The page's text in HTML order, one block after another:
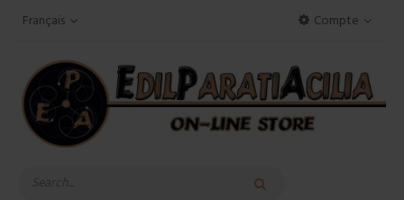
Compte
Français